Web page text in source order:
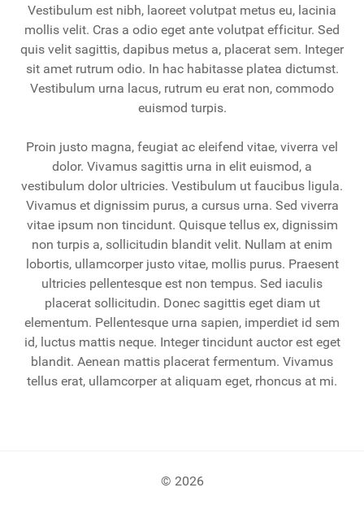
Vestibulum est nibh, laoreet volutpat metus eu, lacinia
mollis velit. Cras a odio eget ante volutpat efficitur. Sed
quis velit sagittis, dapibus metus a, placerat sem. Integer
sit amet rutrum odio. In hac habitasse platea dictumst.
Vestibulum urna lacus, rutrum eu erat non, commodo
euismod turpis.
Proin justo magna, feugiat ac eleifend vitae, viverra vel
dolor. Vivamus sagittis urna in elit euismod, a
vestibulum dolor ultricies. Vestibulum ut faucibus ligula.
Vivamus et dignissim purus, a cursus urna. Sed viverra
vitae ipsum non tincidunt. Quisque tellus ex, dignissim
non turpis a, sollicitudin blandit velit. Nullam at enim
lobortis, ullamcorper justo vitae, mollis purus. Praesent
ultricies pellentesque est non tempus. Sed iaculis
placerat sollicitudin. Donec sagittis eget diam ut
elementum. Pellentesque urna sapien, imperdiet id sem
id, luctus mattis neque. Integer tincidunt auctor est eget
blandit. Aenean mattis placerat fermentum. Vivamus
tellus erat, ullamcorper at aliquam eget, rhoncus at mi.
© 2026